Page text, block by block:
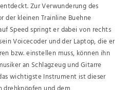
Zur Verwunderung des
der kleinen Trainline Buehne
Speed springt er dabei von rechts
Voicecoder und der Laptop, die er
bzw. einstellen muss, können ihn
an Schlagzeug und Gitarre
wichtigste Instrument ist dieser